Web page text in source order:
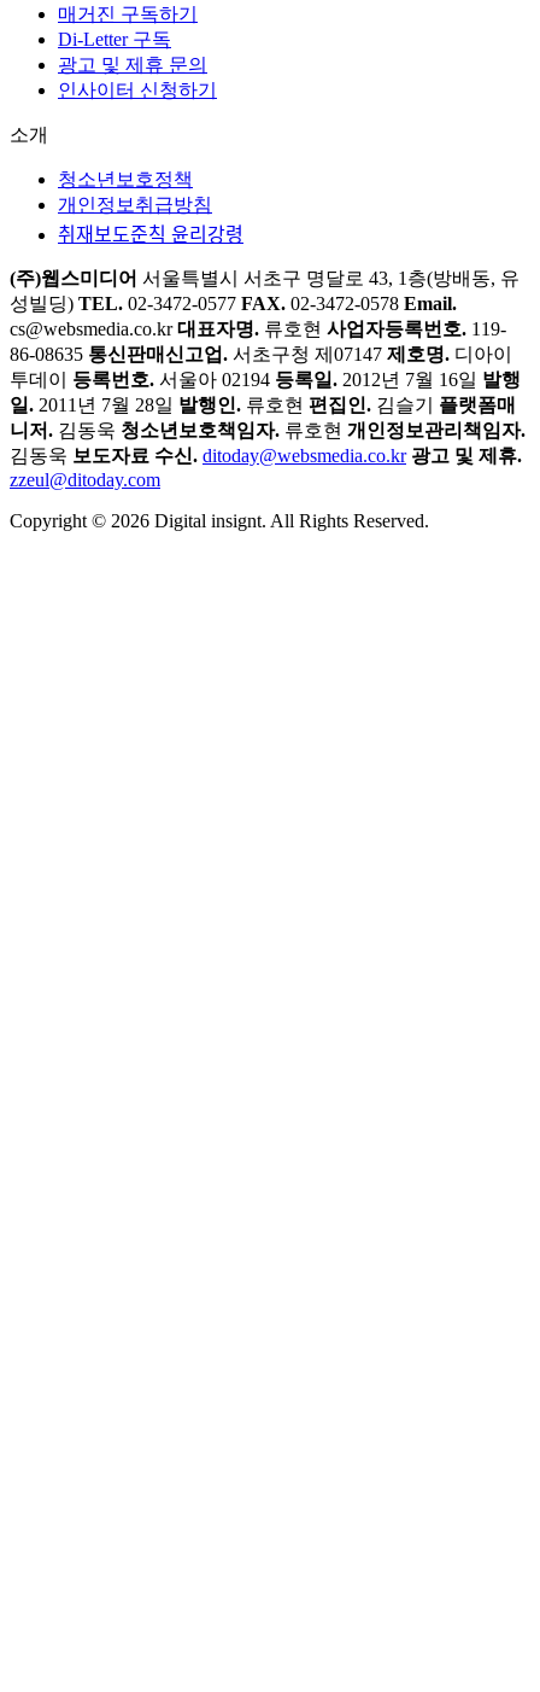
매거진 구독하기
Di-Letter 구독
광고 및 제휴 문의
인사이터 신청하기
소개
청소년보호정책
개인정보취급방침
취재보도준칙 윤리강령
(주)웹스미디어 서울특별시 서초구 명달로 43, 1층(방배동, 유
성빌딩) TEL. 02-3472-0577 FAX. 02-3472-0578 Email.
cs@websmedia.co.kr 대표자명. 류호현 사업자등록번호. 119-
86-08635 통신판매신고업. 서초구청 제07147 제호명. 디아이
투데이
등록번호. 서울아 02194 등록일. 2012년 7월 16일 발행
일. 2011년 7월 28일 발행인. 류호현 편집인. 김슬기
플랫폼매
니저. 김동욱 청소년보호책임자. 류호현 개인정보관리책임자.
김동욱 보도자료 수신. ditoday@websmedia.co.kr 광고 및 제휴.
zzeul@ditoday.com
Copyright © 2026 Digital insignt. All Rights Reserved.